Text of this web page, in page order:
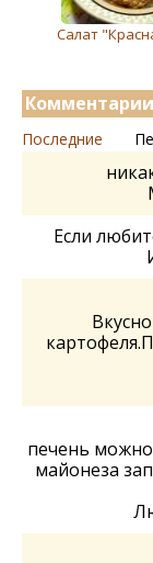
Салат
Последние
Если
печень
майонеза